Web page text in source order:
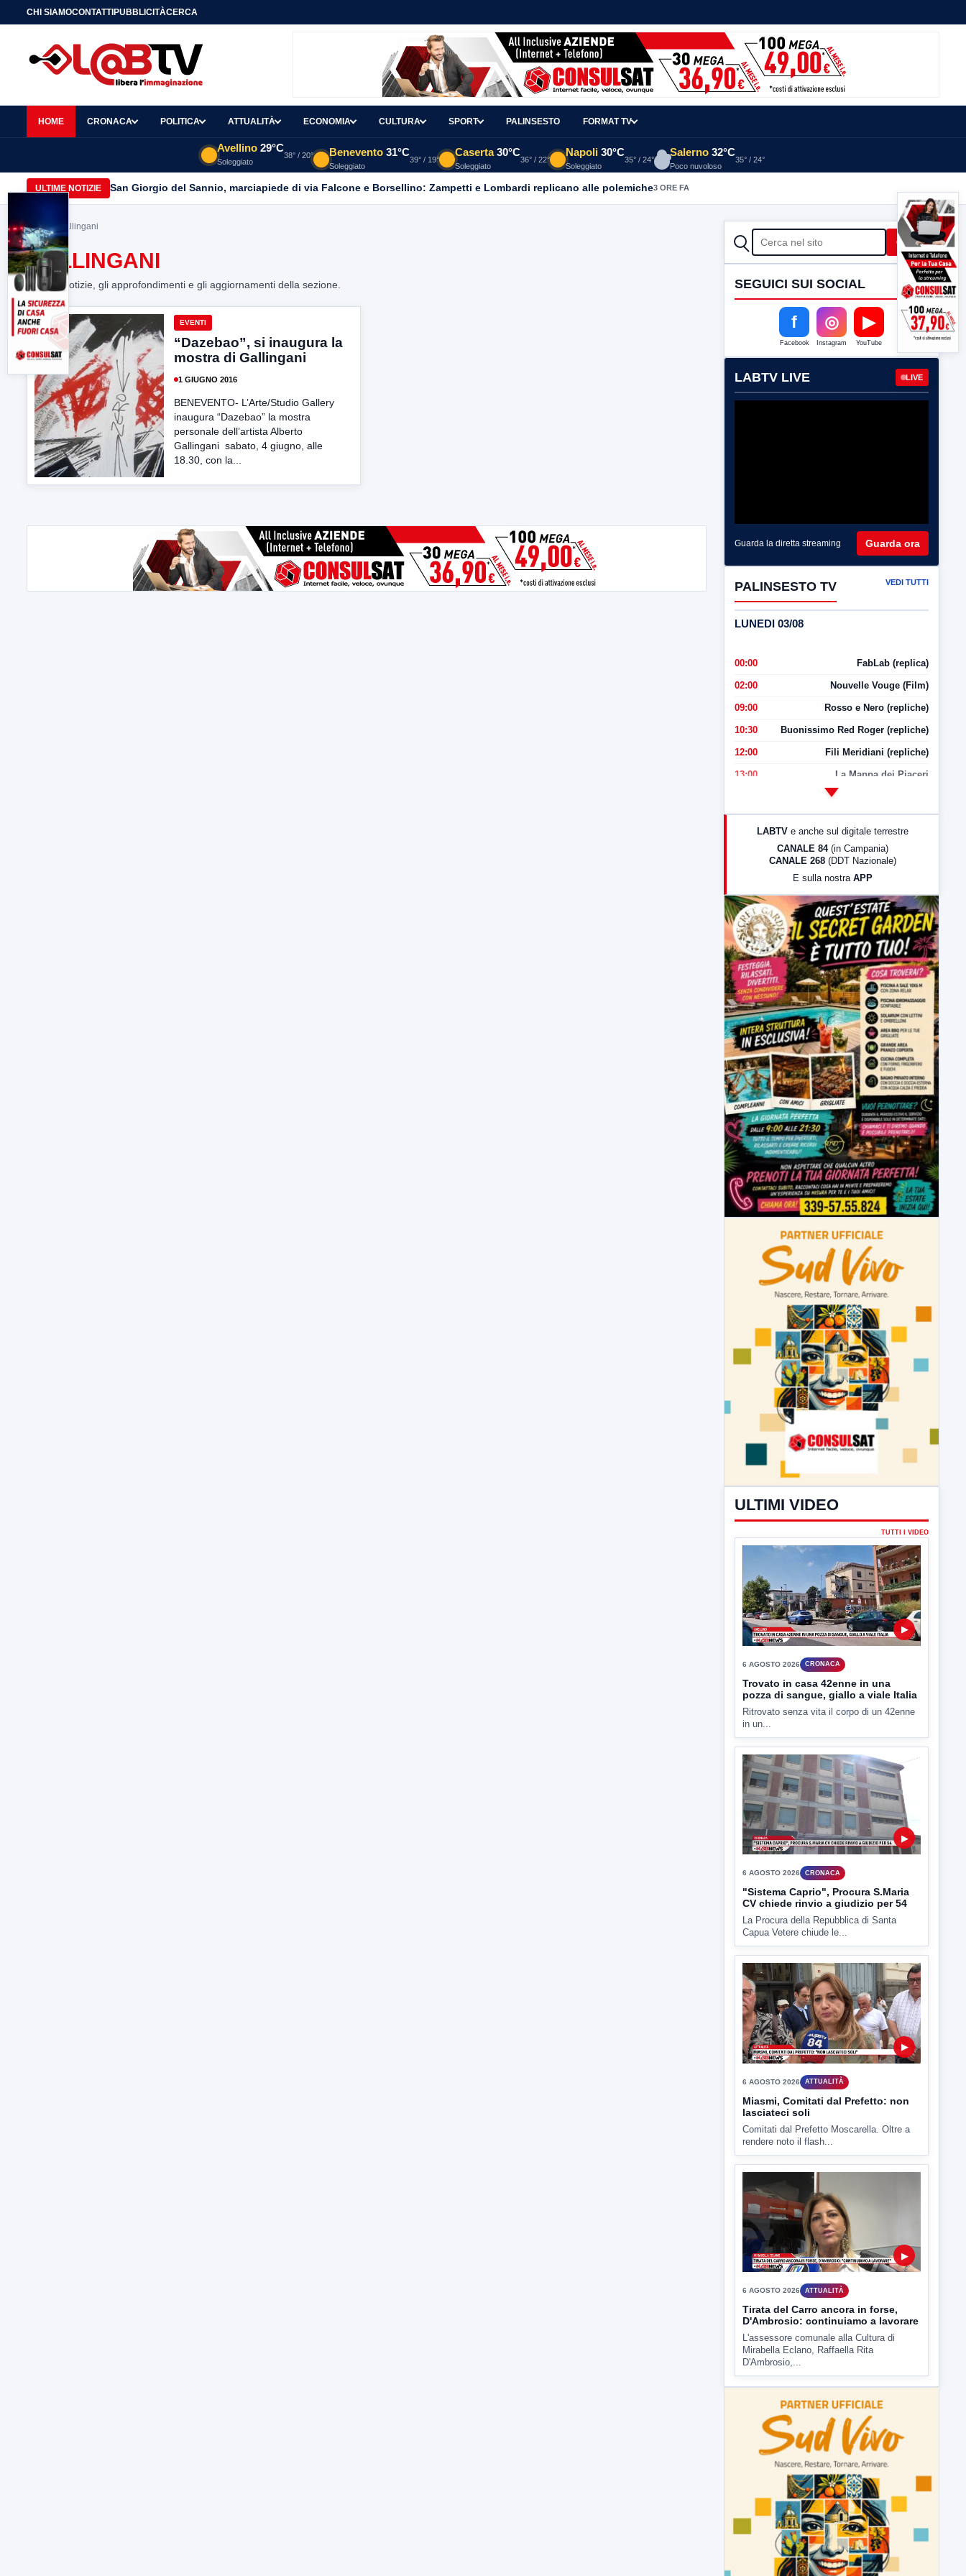
CHI SIAMOCONTATTIPUBBLICITÀCERCA
HOME CRONACA POLITICA ATTUALITÀ ECONOMIA CULTURA SPORT PALINSESTO FORMAT TV
Avellino 29°C
Soleggiato
38° / 20° Benevento 31°C
Soleggiato
39° / 19°
Caserta 30°C
Soleggiato
36° / 22°
Napoli 30°C
Soleggiato
35° / 24°
Salerno 32°C
Poco nuvoloso
35° / 24°
ULTIME NOTIZIE San Giorgio del Sannio, marciapiede di via Falcone e Borsellino: Zampetti e Lombardi replicano alle polemiche3 ORE FA
Home> gallingani
GALLINGANI
Tutte le notizie, gli approfondimenti e gli aggiornamenti della sezione.
EVENTI
“Dazebao”, si inaugura la
mostra di Gallingani
1 GIUGNO 2016
BENEVENTO- L’Arte/Studio Gallery
inaugura “Dazebao” la mostra
personale dell’artista Alberto
Gallingani sabato, 4 giugno, alle
18.30, con la...
CERCA Cerca
SEGUICI SUI SOCIAL
f
Facebook
◎
Instagram
▶
YouTube
LABTV LIVE LIVE
Guarda la diretta streaming Guarda ora
PALINSESTO TV VEDI TUTTI
LUNEDI 03/08
00:00 FabLab (replica)
02:00 Nouvelle Vouge (Film)
09:00 Rosso e Nero (repliche)
10:30 Buonissimo Red Roger (repliche)
12:00 Fili Meridiani (repliche)
13:00 La Mappa dei Piaceri
LabNews (Diretta)
23:00 LabNews (replica)
LABTV e anche sul digitale terrestre
CANALE 84 (in Campania)
CANALE 268 (DDT Nazionale)
E sulla nostra APP
ULTIMI VIDEO
▶
Trovato in casa 42enne in una
pozza di sangue, giallo a viale Italia
Ritrovato senza vita il corpo di un 42enne
in un...
▶
"Sistema Caprio", Procura S.Maria
CV chiede rinvio a giudizio per 54
La Procura della Repubblica di Santa
Capua Vetere chiude le...
▶
Miasmi, Comitati dal Prefetto: non
lasciateci soli
Comitati dal Prefetto Moscarella. Oltre a
rendere noto il flash...
Tirata del Carro ancora in forse,
D'Ambrosio: continuiamo a lavorare
L'assessore comunale alla Cultura di
Mirabella Eclano, Raffaella Rita
D'Ambrosio,...